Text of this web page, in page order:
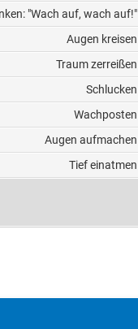
"Wach auf, wach auf!"
Augen kreisen
Traum zerreißen
Schlucken
Wachposten
Augen aufmachen
Tief einatmen